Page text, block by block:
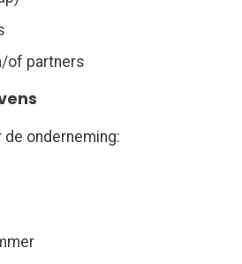
of partners
onderneming: